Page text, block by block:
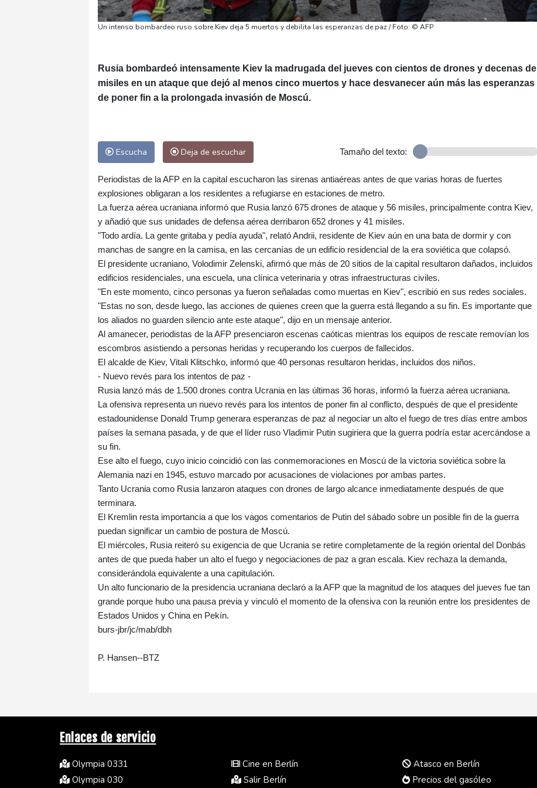
Un intenso bombardeo ruso sobre Kiev deja 5 muertos y debilita las esperanzas de paz / Foto: © AFP
Rusia bombardeó intensamente Kiev la madrugada del jueves con cientos de drones y decenas de
misiles en un ataque que dejó al menos cinco muertos y hace desvanecer aún más las esperanzas
de poner fin a la prolongada invasión de Moscú.
Escucha Deja de escuchar Tamaño del texto:
Periodistas de la AFP en la capital escucharon las sirenas antiaéreas antes de que varias horas de fuertes
explosiones obligaran a los residentes a refugiarse en estaciones de metro.
La fuerza aérea ucraniana informó que Rusia lanzó 675 drones de ataque y 56 misiles, principalmente contra Kiev,
y añadió que sus unidades de defensa aérea derribaron 652 drones y 41 misiles.
"Todo ardía. La gente gritaba y pedía ayuda", relató Andrii, residente de Kiev aún en una bata de dormir y con
manchas de sangre en la camisa, en las cercanías de un edificio residencial de la era soviética que colapsó.
El presidente ucraniano, Volodimir Zelenski, afirmó que más de 20 sitios de la capital resultaron dañados, incluidos
edificios residenciales, una escuela, una clínica veterinaria y otras infraestructuras civiles.
"En este momento, cinco personas ya fueron señaladas como muertas en Kiev", escribió en sus redes sociales.
"Estas no son, desde luego, las acciones de quienes creen que la guerra está llegando a su fin. Es importante que
los aliados no guarden silencio ante este ataque", dijo en un mensaje anterior.
Al amanecer, periodistas de la AFP presenciaron escenas caóticas mientras los equipos de rescate removían los
escombros asistiendo a personas heridas y recuperando los cuerpos de fallecidos.
El alcalde de Kiev, Vitali Klitschko, informó que 40 personas resultaron heridas, incluidos dos niños.
- Nuevo revés para los intentos de paz -
Rusia lanzó más de 1.500 drones contra Ucrania en las últimas 36 horas, informó la fuerza aérea ucraniana.
La ofensiva representa un nuevo revés para los intentos de poner fin al conflicto, después de que el presidente
estadounidense Donald Trump generara esperanzas de paz al negociar un alto el fuego de tres días entre ambos
países la semana pasada, y de que el líder ruso Vladimir Putin sugiriera que la guerra podría estar acercándose a
su fin.
Ese alto el fuego, cuyo inicio coincidió con las conmemoraciones en Moscú de la victoria soviética sobre la
Alemania nazi en 1945, estuvo marcado por acusaciones de violaciones por ambas partes.
Tanto Ucrania como Rusia lanzaron ataques con drones de largo alcance inmediatamente después de que
terminara.
El Kremlin resta importancia a que los vagos comentarios de Putin del sábado sobre un posible fin de la guerra
puedan significar un cambio de postura de Moscú.
El miércoles, Rusia reiteró su exigencia de que Ucrania se retire completamente de la región oriental del Donbás
antes de que pueda haber un alto el fuego y negociaciones de paz a gran escala. Kiev rechaza la demanda,
considerándola equivalente a una capitulación.
Un alto funcionario de la presidencia ucraniana declaró a la AFP que la magnitud de los ataques del jueves fue tan
grande porque hubo una pausa previa y vinculó el momento de la ofensiva con la reunión entre los presidentes de
Estados Unidos y China en Pekín.
burs-jbr/jc/mab/dbh
P. Hansen--BTZ
Enlaces de servicio
Olympia 0331
Olympia 030
Cine en Berlín
Salir Berlín
Atasco en Berlín
Precios del gasóleo